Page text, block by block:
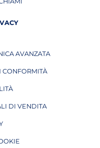
IN UNA NUOVA PAGINA
IN UNA NUOVA PAGINA
AVANZATA
IN UNA NUOVA PAGINA
CONFORMITÀ
DI VENDITA